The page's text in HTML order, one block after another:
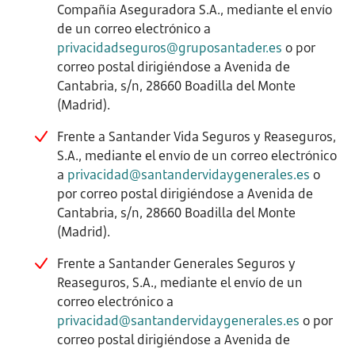
Compañía Aseguradora S.A., mediante el envío
de un correo electrónico a
privacidadseguros@gruposantader.es o por
correo postal dirigiéndose a Avenida de
Cantabria, s/n, 28660 Boadilla del Monte
(Madrid).
Frente a Santander Vida Seguros y Reaseguros,
S.A., mediante el envío de un correo electrónico
a privacidad@santandervidaygenerales.es o
por correo postal dirigiéndose a Avenida de
Cantabria, s/n, 28660 Boadilla del Monte
(Madrid).
Frente a Santander Generales Seguros y
Reaseguros, S.A., mediante el envío de un
correo electrónico a
privacidad@santandervidaygenerales.es o por
correo postal dirigiéndose a Avenida de